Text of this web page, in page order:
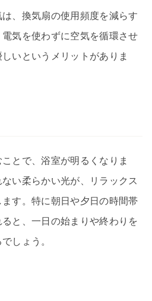
、換気扇の使用頻度を減らす
気を使わずに空気を循環させ
いというメリットがありま
とで、浴室が明るくなりま
い柔らかい光が、リラックス
す。特に朝日や夕日の時間帯
と、一日の始まりや終わりを
しょう。